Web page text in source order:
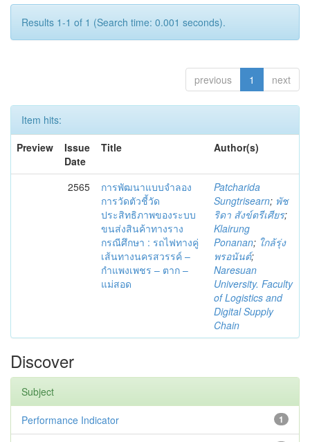
Results 1-1 of 1 (Search time: 0.001 seconds).
previous 1 next
Item hits:
Preview
Issue
Date
Title Author(s)
2565
การพัฒนาแบบจำลอง
การวัดตัวชี้วัด
ประสิทธิภาพของระบบ
ขนส่งสินค้าทางราง
กรณีศึกษา : รถไฟทางคู่
เส้นทางนครสวรรค์ –
กำแพงเพชร – ตาก –
แม่สอด
Patcharida
Sungtrisearn; พัช
ริดา สังข์ตรีเศียร;
Klairung
Ponanan; ใกล้รุ่ง
พรอนันต์;
Naresuan
University. Faculty
of Logistics and
Digital Supply
Chain
Discover
Subject
1
Performance Indicator